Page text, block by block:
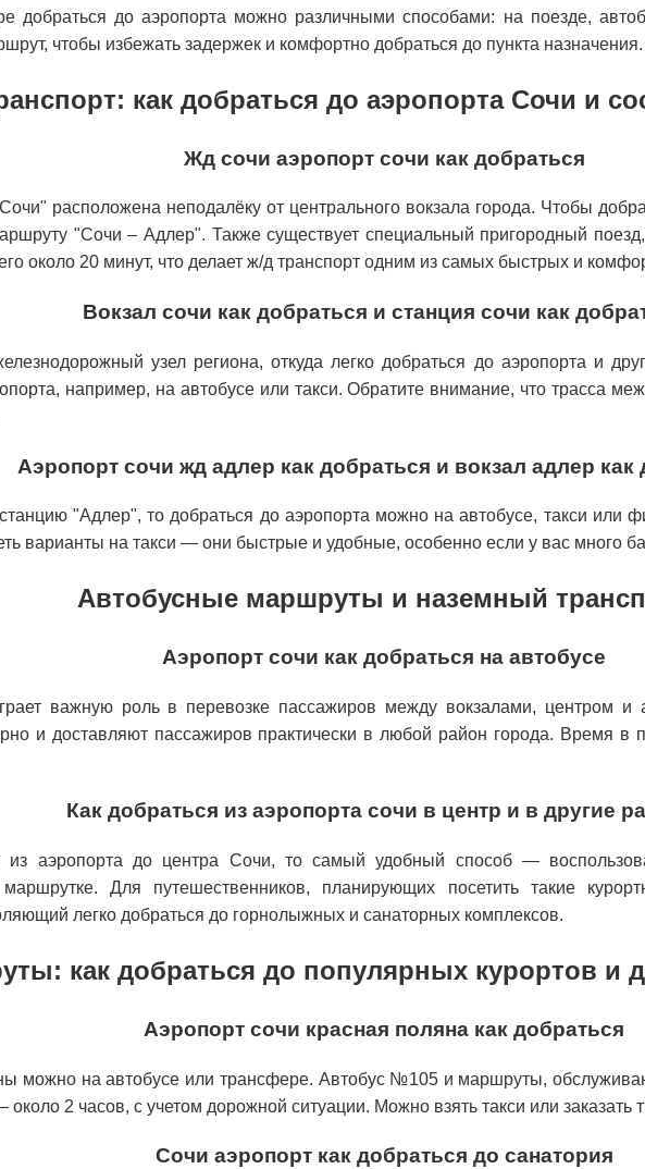
добраться до аэропорта можно различными способами: на поезде,
чтобы избежать задержек и комфортно добраться до пункта назначения.
как добраться до аэропорта Сочи и
Жд сочи аэропорт сочи как добраться
расположена неподалёку от центрального вокзала города. Чтобы
"Сочи – Адлер". Также существует специальный пригородный
около 20 минут, что делает ж/д транспорт одним из самых быстрых и
Вокзал сочи как добраться и станция сочи как
узел региона, откуда легко добраться до аэропорта и
например, на автобусе или такси. Обратите внимание, что трасса
Аэропорт сочи жд адлер как добраться и вокзал адлер как
"Адлер", то добраться до аэропорта можно на автобусе, такси или
варианты на такси — они быстрые и удобные, особенно если у вас много
Автобусные маршруты и наземный
Аэропорт сочи как добраться на автобусе
важную роль в перевозке пассажиров между вокзалами, центром
и доставляют пассажиров практически в любой район города. Время в
Как добраться из аэропорта сочи в центр и в другие
аэропорта до центра Сочи, то самый удобный способ —
маршрутке. Для путешественников, планирующих посетить такие
легко добраться до горнолыжных и санаторных комплексов.
как добраться до популярных курортов и
Аэропорт сочи красная поляна как добраться
можно на автобусе или трансфере. Автобус №105 и маршруты,
2 часов, с учетом дорожной ситуации. Можно взять такси или заказать
Сочи аэропорт как добраться до санатория